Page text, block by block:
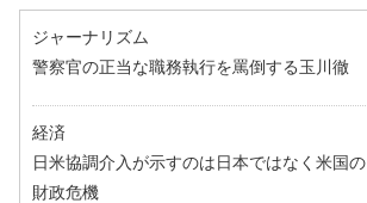
ジャーナリズム
警察官の正当な職務執行を罵倒する玉川徹
経済
日米協調介入が示すのは日本ではなく米国の
財政危機